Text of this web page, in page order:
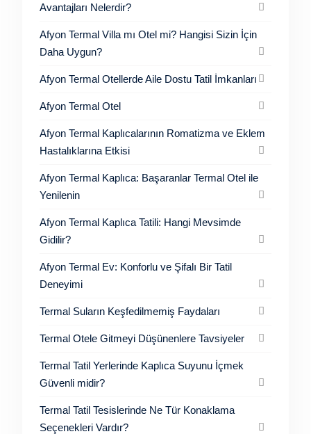
Avantajları Nelerdir?
Afyon Termal Villa mı Otel mi? Hangisi Sizin İçin
Daha Uygun?
Afyon Termal Otellerde Aile Dostu Tatil İmkanları
Afyon Termal Otel
Afyon Termal Kaplıcalarının Romatizma ve Eklem
Hastalıklarına Etkisi
Afyon Termal Kaplıca: Başaranlar Termal Otel ile
Yenilenin
Afyon Termal Kaplıca Tatili: Hangi Mevsimde
Gidilir?
Afyon Termal Ev: Konforlu ve Şifalı Bir Tatil
Deneyimi
Termal Suların Keşfedilmemiş Faydaları
Termal Otele Gitmeyi Düşünenlere Tavsiyeler
Termal Tatil Yerlerinde Kaplıca Suyunu İçmek
Güvenli midir?
Termal Tatil Tesislerinde Ne Tür Konaklama
Seçenekleri Vardır?